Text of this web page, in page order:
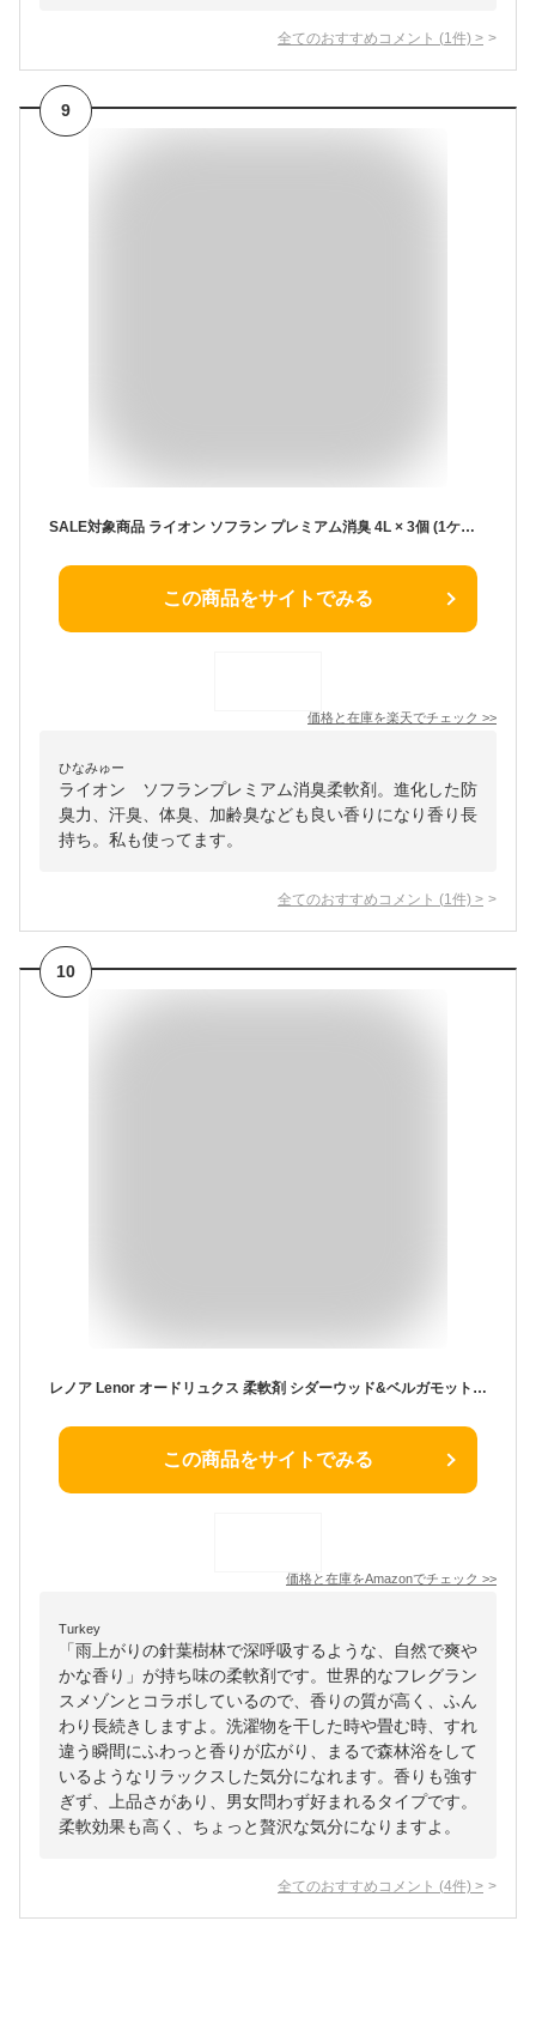
全てのおすすめコメント (1 件) >
9
SALE対象商品 ライオン ソフラン プレミアム消臭 4L × 3個 (1ケース) 柔軟剤 大容量 詰め替え 業務用 進化した防臭力 汗臭 体臭 生乾き臭 加齢臭 部屋干し 抗菌効果 コック付き 注ぎ口付き LION ライオンハイジーン
この商品をサイトでみる
価格と在庫を楽天でチェック >>
ひなみゅー
ライオン ソフランプレミアム消臭柔軟剤。進化した防
臭力、汗臭、体臭、加齢臭なども良い香りになり香り長
持ち。私も使ってます。
全てのおすすめコメント (1 件) >
10
レノア Lenor オードリュクス 柔軟剤 シダーウッド&ベルガモットハーブの香り 本体 475mL
この商品をサイトでみる
価格と在庫をAmazonでチェック >>
Turkey
「雨上がりの針葉樹林で深呼吸するような、自然で爽や
かな香り」が持ち味の柔軟剤です。世界的なフレグラン
スメゾンとコラボしているので、香りの質が高く、ふん
わり長続きしますよ。洗濯物を干した時や畳む時、すれ
違う瞬間にふわっと香りが広がり、まるで森林浴をして
いるようなリラックスした気分になれます。香りも強す
ぎず、上品さがあり、男女問わず好まれるタイプです。
柔軟効果も高く、ちょっと贅沢な気分になりますよ。
全てのおすすめコメント (4件) >